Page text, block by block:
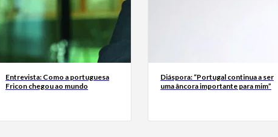
Entrevista: Como a portuguesa
Fricon chegou ao mundo
Diáspora: “Portugal continua a ser
uma âncora importante para mim”